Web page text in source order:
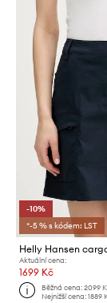
-10%
*-5 % s kódem: LST
Helly Hansen
Aktuální cena:
1699 Kč
Běžná cena:2099
Nejnižší cena:1889